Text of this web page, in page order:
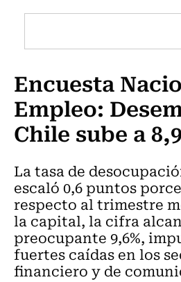
Cultura
Programas Radio y TV
Encuesta
Empleo:
Chile sube a
La tasa de
escaló 0,6 puntos
respecto al trimestre
la capital, la cifra
preocupante 9,6%,
fuertes caídas en los
financiero y de